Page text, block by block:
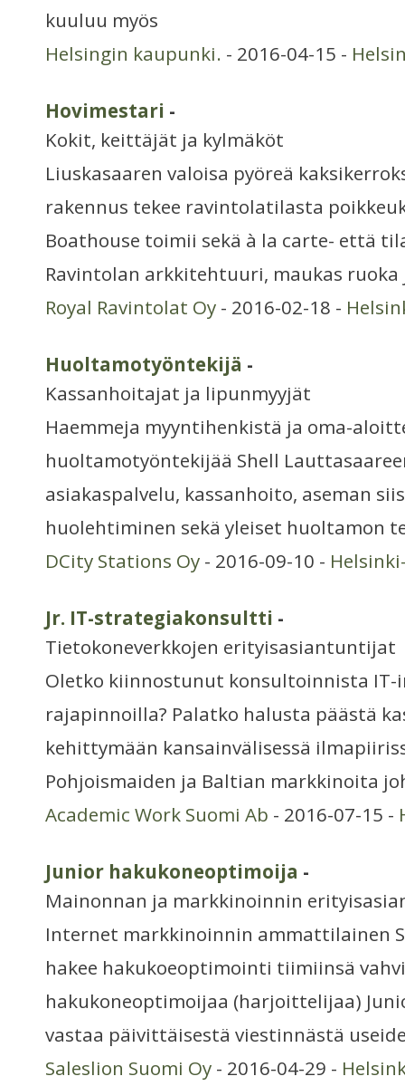
kuuluu myös
Helsingin kaupunki. - 2016-04-15 -
Hovimestari -
Kokit, keittäjät ja kylmäköt
Liuskasaaren valoisa pyöreä
rakennus tekee ravintolatilasta
Boathouse toimii sekä à la carte- että
Ravintolan arkkitehtuuri, maukas
Royal Ravintolat Oy - 2016-02-18 -
Huoltamotyöntekijä -
Kassanhoitajat ja lipunmyyjät
Haemmeja myyntihenkistä ja oma-
huoltamotyöntekijää Shell
asiakaspalvelu, kassanhoito, aseman
huolehtiminen sekä yleiset huoltamon
DCity Stations Oy - 2016-09-10 -
Jr. IT-strategiakonsultti -
Tietokoneverkkojen erityisasiantuntijat
Oletko kiinnostunut konsultoinnista
rajapinnoilla? Palatko halusta päästä
kehittymään kansainvälisessä
Pohjoismaiden ja Baltian markkinoita
Academic Work Suomi Ab - 2016-07-15 -
Junior hakukoneoptimoija -
Mainonnan ja markkinoinnin
Internet markkinoinnin ammattilainen
hakee hakukoeoptimointi tiimiinsä
hakukoneoptimoijaa (harjoittelijaa)
vastaa päivittäisestä viestinnästä
Saleslion Suomi Oy - 2016-04-29 -